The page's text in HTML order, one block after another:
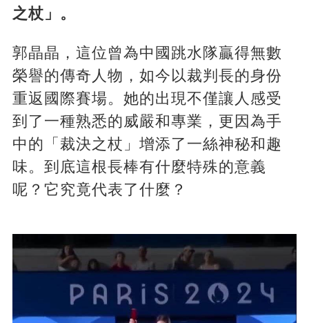
之杖」。
郭晶晶，這位曾為中國跳水隊贏得無數
榮譽的傳奇人物，如今以裁判長的身份
重返國際賽場​​​​。她的出現不僅讓人感受
到了一種熟悉的威嚴和專業，更因為手
中的「裁決之杖」增添了一絲神秘和趣
味。到底這根長棒有什麼特殊的意義
呢？它究竟代表了什麼？